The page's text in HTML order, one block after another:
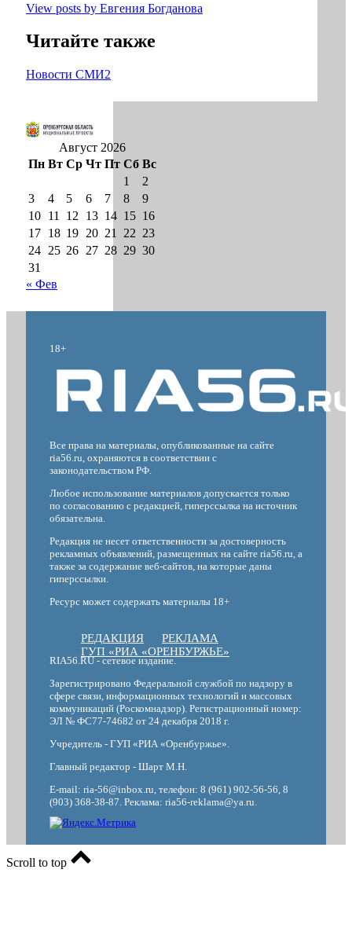
View posts by Евгения Богданова
Читайте также
Новости СМИ2
Август 2026
Пн Вт Ср Чт Пт Сб Вс
1
2
3
4 5 6 7 8
9
10 11 12 13 14 15 16
17 18 19 20 21 22 23
24 25 26 27 28 29 30
31
« Фев
18+
Все права на материалы, опубликованные на сайте
ria56.ru, охраняются в соответствии с
законодательством РФ.
Любое использование материалов допускается только
по согласованию с редакцией, гиперссылка на источник
обязательна.
Редакция не несет ответственности за достоверность
рекламных объявлений, размещенных на сайте ria56.ru, а
также за содержание веб-сайтов, на которые даны
гиперссылки.
Ресурс может содержать материалы 18+
РЕДАКЦИЯ
РЕКЛАМА
ГУП «РИА «ОРЕНБУРЖЬЕ»
RIA56.RU - сетевое издание.
Зарегистрировано Федеральной службой по надзору в
сфере связи, информационных технологий и массовых
коммуникаций (Роскомнадзор). Регистрационный номер:
ЭЛ № ФС77-74682 от 24 декабря 2018 г.
Учредитель - ГУП «РИА «Оренбуржье».
Главный редактор - Шарт М.Н.
E-mail: ria-56@inbox.ru, телефон: 8 (961) 902-56-56, 8
(903) 368-38-87. Реклама: ria56-reklama@ya.ru.
Scroll to top